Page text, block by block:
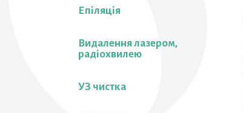
Епіляція
Видалення лазером,
радіохвилею
УЗ чистка